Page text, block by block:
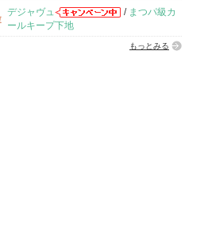
デジャヴュ / まつパ級カ
ールキープ下地
もっとみる